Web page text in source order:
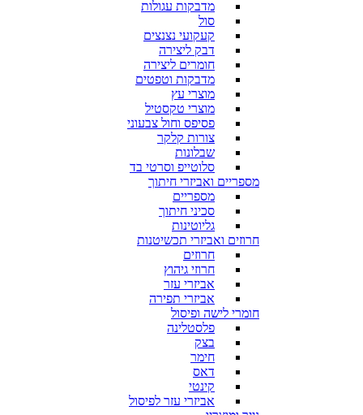
מדבקות עגולות
סול
קעקועי נצנצים
דבק ליצירה
חומרים ליצירה
מדבקות וטפטים
מוצרי עץ
מוצרי טקסטיל
פסיפס וחול צבעוני
צורות קלקר
שבלונות
סלוטייפ וסרטי בד
מספריים ואביזרי חיתוך
מספריים
סכיני חיתוך
גליוטינות
חרוזים ואביזרי תכשיטנות
חרוזים
חרוזי גיהוץ
אביזרי עזר
אביזרי תפירה
חומרי לישה ופיסול
פלסטלינה
בצק
חימר
דאס
קינטי
אביזרי עזר לפיסול